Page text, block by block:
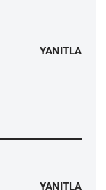
YANITLA
YANITLA